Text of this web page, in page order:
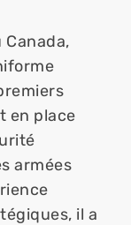
en place
armées
il a